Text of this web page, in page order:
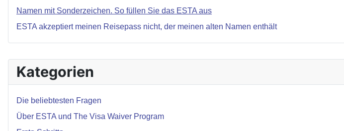
Kategorien
Die beliebtesten Fragen
Über ESTA und The Visa Waiver Program
Namen mit Sonderzeichen. So füllen Sie das ESTA aus
ESTA akzeptiert meinen Reisepass nicht, der meinen alten Namen enthält